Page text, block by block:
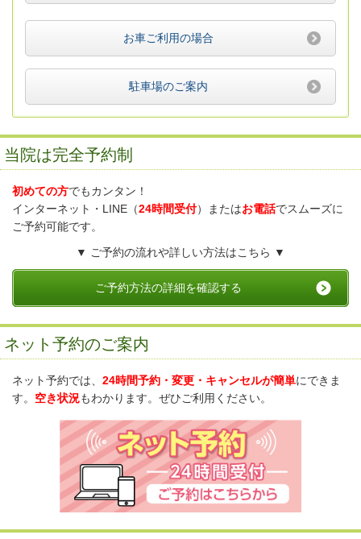
お車ご利用の場合
駐車場のご案内
当院は完全予約制
初めての方でもカンタン！
インターネット・LINE（24時間受付）またはお電話でスムーズに
ご予約可能です。
▼ ご予約の流れや詳しい方法はこちら ▼
ご予約方法の詳細を確認する
ネット予約のご案内
ネット予約では、 24時間予約・変更・キャンセルが簡単にできま
す。 空き状況もわかります。ぜひご利用ください。